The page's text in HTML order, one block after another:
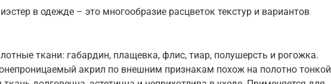
в одежде – это многообразие расцветок текстур и вариантов
ткани: габардин, плащевка, флис, тиар, полушерсть и рогожка.
акрил по внешним признакам похож на полотно тонкой